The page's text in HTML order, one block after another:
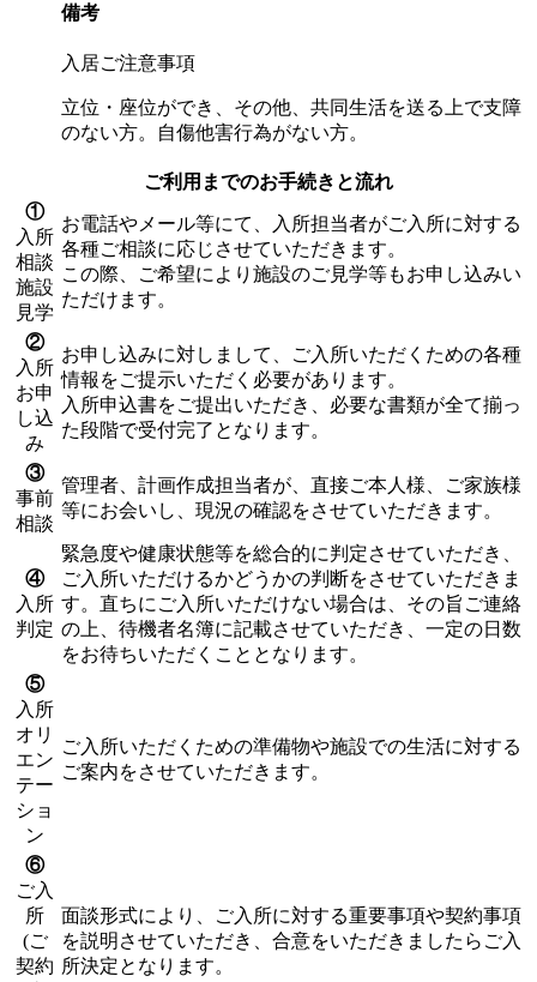
備考
入居ご注意事項
立位・座位ができ、その他、共同生活を送る上で支障
のない方。自傷他害行為がない方。
ご利用までのお手続きと流れ
①
入所
相談
施設
見学
お電話やメール等にて、入所担当者がご入所に対する
各種ご相談に応じさせていただきます。
この際、ご希望により施設のご見学等もお申し込みい
ただけます。
②
入所
お申
し込
み
お申し込みに対しまして、ご入所いただくための各種
情報をご提示いただく必要があります。
入所申込書をご提出いただき、必要な書類が全て揃っ
た段階で受付完了となります。
③
事前
相談
管理者、計画作成担当者が、直接ご本人様、ご家族様
等にお会いし、現況の確認をさせていただきます。
④
入所
判定
緊急度や健康状態等を総合的に判定させていただき、
ご入所いただけるかどうかの判断をさせていただきま
す。直ちにご入所いただけない場合は、その旨ご連絡
の上、待機者名簿に記載させていただき、 一定の日数
をお待ちいただくこととなります。
⑤
入所
オリ
エン
テー
ショ
ン
ご入所いただくための準備物や施設での生活に対する
ご案内をさせていただきます。
⑥
ご入
所
(ご
契約
面談形式により、ご入所に対する重要事項や契約事項
を説明させていただき、合意をいただきましたらご入
所決定となります。